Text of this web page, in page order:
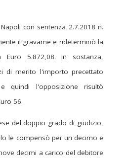
con sentenza 2.7.2018 n.
il gravame e rideterminò la
Euro 5.872,08. In sostanza,
di merito l'importo precettato
quindi l'opposizione risultò
56.
del doppio grado di giudizio,
le compensò per un decimo e
decimi a carico del debitore